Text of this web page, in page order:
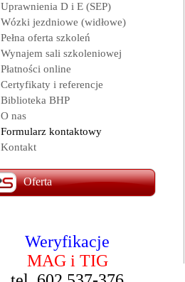
Uprawnienia D i E (SEP)
Wózki jezdniowe (widłowe)
Pełna oferta szkoleń
Wynajem sali szkoleniowej
Płatności online
Certyfikaty i referencje
Biblioteka BHP
O nas
Formularz kontaktowy
Kontakt
Oferta
Weryfikacje
MAG i TIG